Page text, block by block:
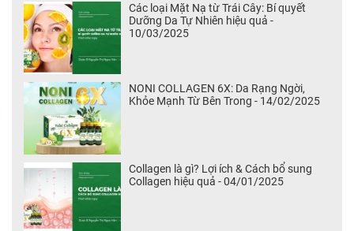
Các loại Mặt Nạ từ Trái Cây: Bí quyết
Dưỡng Da Tự Nhiên hiệu quả -
10/03/2025
NONI COLLAGEN 6X: Da Rạng Ngời,
Khỏe Mạnh Từ Bên Trong - 14/02/2025
Collagen là gì? Lợi ích & Cách bổ sung
Collagen hiệu quả - 04/01/2025